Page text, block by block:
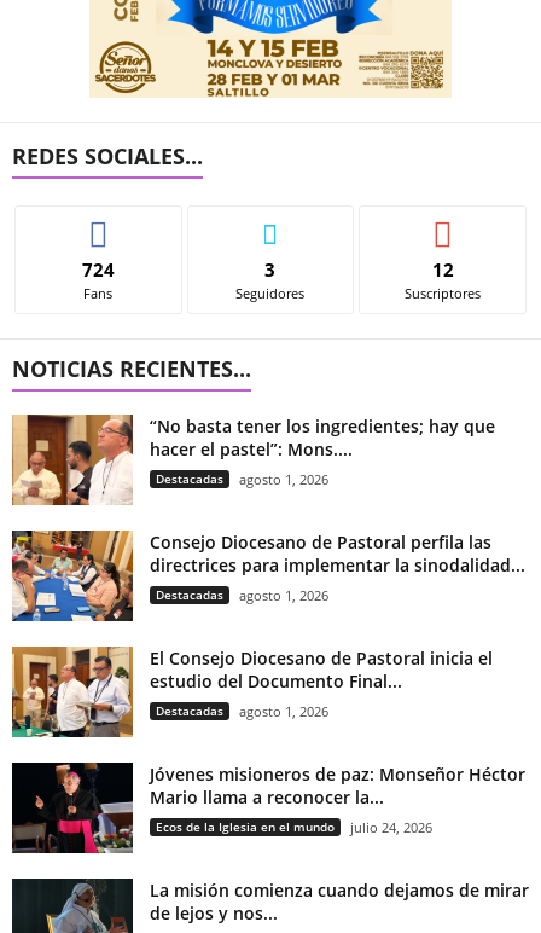
REDES SOCIALES...
724
Fans
3
Seguidores
12
Suscriptores
NOTICIAS RECIENTES...
“No basta tener los ingredientes; hay que
hacer el pastel”: Mons....
Destacadas agosto 1, 2026
Consejo Diocesano de Pastoral perfila las
directrices para implementar la sinodalidad...
Destacadas agosto 1, 2026
El Consejo Diocesano de Pastoral inicia el
estudio del Documento Final...
Destacadas agosto 1, 2026
Jóvenes misioneros de paz: Monseñor Héctor
Mario llama a reconocer la...
Ecos de la Iglesia en el mundo julio 24, 2026
La misión comienza cuando dejamos de mirar
de lejos y nos...